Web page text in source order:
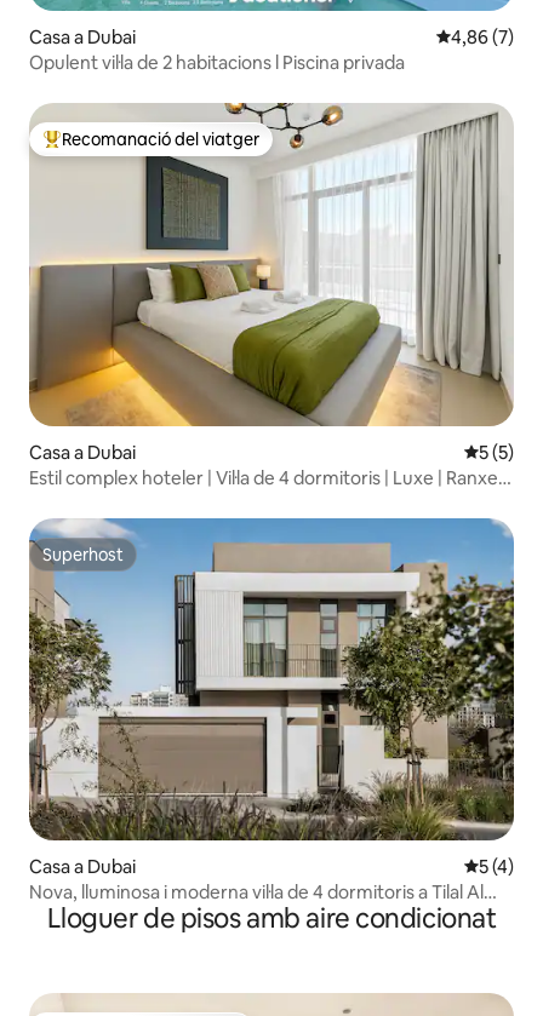
Casa a Dubai 4,86 de
4,86 (7)
Opulent vil·la de 2 habitacions l Piscina privada
Principals recomanacions dels viatgers
Recomanació del viatger
Casa a Dubai 5 de
5 (5)
Estil complex hoteler | Vil·la de 4 dormitoris | Luxe | Ranxes
Superhost
Superhost
Casa a Dubai 5 de
5 (4)
Nova, lluminosa i moderna vil·la de 4 dormitoris a Tilal Al
Furjan
Lloguer de pisos amb aire condicionat